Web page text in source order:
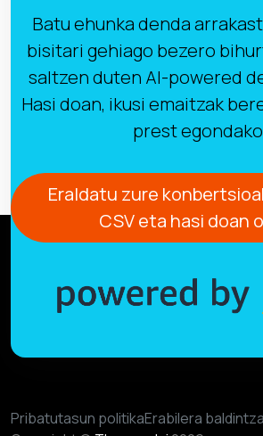
Batu ehunka denda
bisitari gehiago bezero
saltzen duten AI-powered
Hasi doan, ikusi emaitzak
prest
Eraldatu zure
CSV eta hasi doan
Pribatutasun politikaErabilera